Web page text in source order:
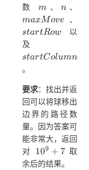
数m
m 、 n
n、
maxMove 、
startRow
以
及
startColumn
。
要求：找出并返
回可以将球移出
边界的路径数
量。因为答案可
能非常大，返回
对 10^9
+ 7
109 + 7 取
余后的结果。